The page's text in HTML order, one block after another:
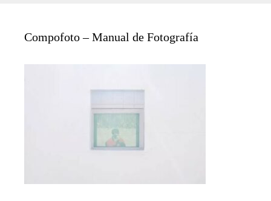
Compofoto – Manual de Fotografía